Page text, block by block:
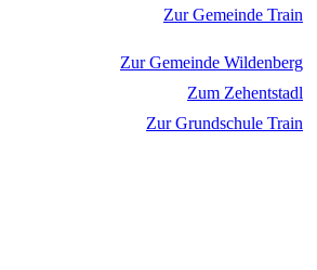
Zur Gemeinde Train
Zur Gemeinde Wildenberg
Zum Zehentstadl
Zur Grundschule Train